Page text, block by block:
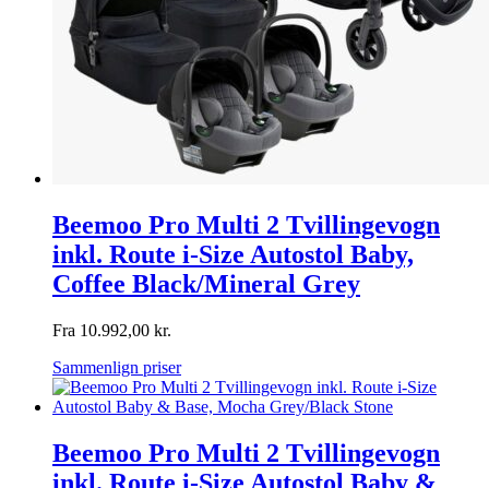
Beemoo Pro Multi 2 Tvillingevogn
inkl. Route i-Size Autostol Baby,
Coffee Black/Mineral Grey
Fra 10.992,00 kr.
Sammenlign priser
Beemoo Pro Multi 2 Tvillingevogn